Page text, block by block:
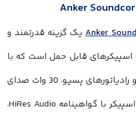
یک گزینه قدرتمند و
قابل حمل است که با
دو توییتر، ووفرهای نئودیمیومی و رادیاتورهای پسیو، 30 وات صدای
غنی و سوراند را ارائه میدهد. این اسپیکر با گواهینامه HiRes Audio،